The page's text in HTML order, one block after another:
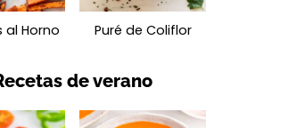
al Horno Puré de Coliflor
de verano